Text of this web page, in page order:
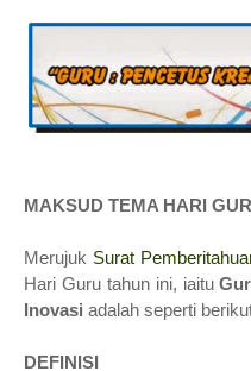
MAKSUD TEMA HARI
Merujuk Surat
Hari Guru tahun ini, iaitu
Inovasi adalah seperti
DEFINISI